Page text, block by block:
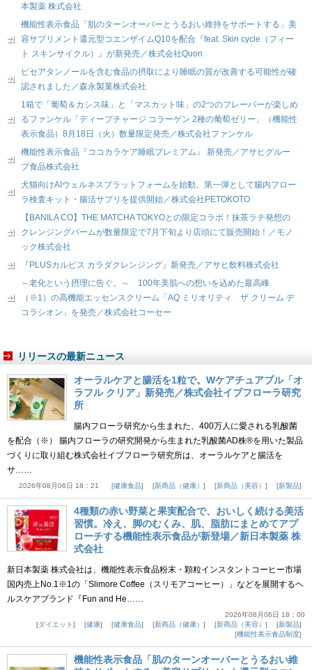
本製薬 株式会社
機能性表示食品「肌のターンオーバーとうるおい維持をサポートする」美
容サプリメント還元型コエンザイムQ10を配合『feat. Skin cycle（フィー
ト スキンサイクル）』が新発売／株式会社Quon
ピセアタンノールを含む食品の摂取により睡眠の質が改善する可能性が確
認されました／森永製菓株式会社
1箱で「葡萄＆カシス味」と「マスカット味」の2つのフレーバーが楽しめ
るファンケル「ディープチャージ コラーゲン 2種の葡萄ゼリー」（機能性
表示食品）8月18日（火）数量限定発売／株式会社ファンケル
機能性表示食品『ココカラケア睡眠プレミアム』 新発売／アサヒグルー
プ食品株式会社
犬猫向けAIウェルネスプラットフォームを始動。第一弾として腸内フロー
ラ検査キット・腸活サプリを提供開始／株式会社PETOKOTO
【BANILA CO】THE MATCHA TOKYOとの限定コラボ！抹茶ラテ発想の
クレンジングバームが数量限定で7月下旬より店頭にて販売開始！／モノ
ック株式会社
『PLUSカルピス カラダクレンジング』新発売／アサヒ飲料株式会社
～老化という摂理に告ぐ。～ 100年美肌への想いを込めた最高峰
（※1）の高機能エッセンスクリーム「AQ ミリオリティ ザ クリーム デ
コラシオン」を発売／株式会社コーセー
リリースの最新ニュース
オーラルケアと腸活を1粒で。Wケアチュアブル「オ
ラフル クリア」新発売／株式会社イブフローラ研究
所
腸内フローラ研究から生まれた、400万人に愛される乳酸菌
を配合（※） 腸内フローラの研究開発から生まれた乳酸菌AD株®を用いた製品
づくりに取り組む株式会社イブフローラ研究所は、オーラルケアと腸活を
サ……
2026年08月06日 18：21 健康食品 新商品（健康） 新商品（美容） 新製品
4種類の赤い野菜と果実配合で、おいしく続ける美活
習慣。冷え、脚のむくみ、肌、脂肪にまとめてアプ
ローチする機能性表示食品が新登場／新日本製薬 株
式会社
新日本製薬 株式会社は、機能性表示食品粉末・顆粒インスタントコーヒー市場
国内売上No.1※1の「Slimore Coffee（スリモアコーヒー）」などを展開するヘ
ルスケアブランド『Fun and He……
2026年08月06日 18：00
ダイエット
健康 健康食品 新商品（健康） 新商品（美容）
新製品
機能性表示食品制度
機能性表示食品「肌のターンオーバーとうるおい維